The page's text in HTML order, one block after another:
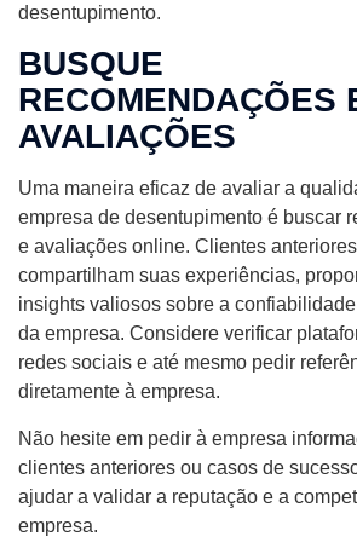
desentupimento.
BUSQUE
RECOMENDAÇÕES
AVALIAÇÕES
Uma maneira eficaz de avaliar a
empresa de desentupimento é buscar
e avaliações online. Clientes
compartilham suas experiências,
insights valiosos sobre a
da empresa. Considere verificar
redes sociais e até mesmo pedir
diretamente à empresa.
Não hesite em pedir à empresa
clientes anteriores ou casos de
ajudar a validar a reputação e a
empresa.